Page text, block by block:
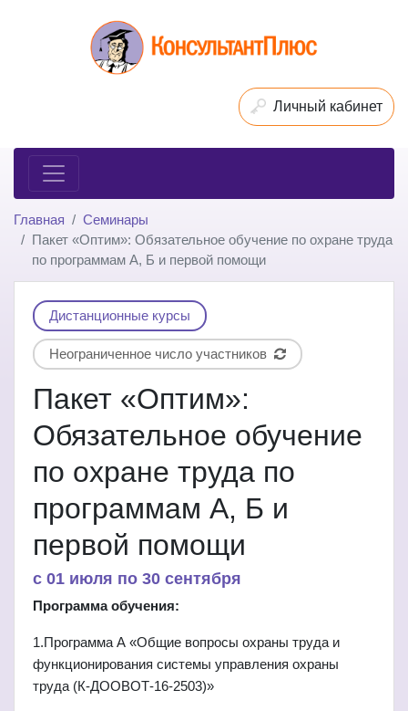
Личный кабинет
Главная
Семинары
Пакет «Оптим»: Обязательное обучение по охране труда
по программам А, Б и первой помощи
Дистанционные курсы
Неограниченное число участников
Пакет «Оптим»:
Обязательное обучение
по охране труда по
программам А, Б и
первой помощи
c 01 июля по 30 сентября
Программа обучения:
1.Программа А «Общие вопросы охраны труда и
функционирования системы управления охраны
труда (К-ДООВОТ-16-2503)»